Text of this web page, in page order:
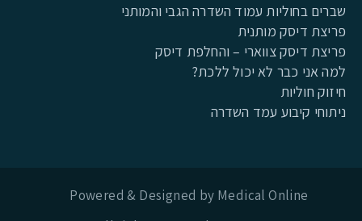
שברים בחוליות עמוד השדרה הגבי והמותני
פריצת דיסק מותנית
פריצת דיסק צווארי – והחלפת דיסק
למה אני כבר לא יכול ללכת?
חיזוק חוליות
ניתוחי קיבוע עמד השדרה
Powered & Designed by Medical Online